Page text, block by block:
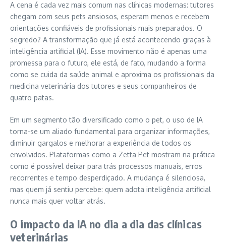
A cena é cada vez mais comum nas clínicas modernas: tutores
chegam com seus pets ansiosos, esperam menos e recebem
orientações confiáveis de profissionais mais preparados. O
segredo? A transformação que já está acontecendo graças à
inteligência artificial (IA). Esse movimento não é apenas uma
promessa para o futuro, ele está, de fato, mudando a forma
como se cuida da saúde animal e aproxima os profissionais da
medicina veterinária dos tutores e seus companheiros de
quatro patas.
Em um segmento tão diversificado como o pet, o uso de IA
torna-se um aliado fundamental para organizar informações,
diminuir gargalos e melhorar a experiência de todos os
envolvidos. Plataformas como a Zetta Pet mostram na prática
como é possível deixar para trás processos manuais, erros
recorrentes e tempo desperdiçado. A mudança é silenciosa,
mas quem já sentiu percebe: quem adota inteligência artificial
nunca mais quer voltar atrás.
O impacto da IA no dia a dia das clínicas
veterinárias